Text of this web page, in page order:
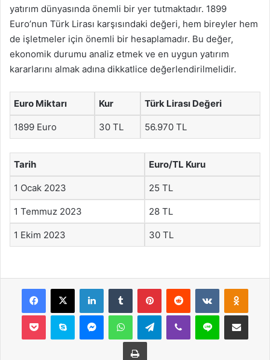
yatırım dünyasında önemli bir yer tutmaktadır. 1899
Euro’nun Türk Lirası karşısındaki değeri, hem bireyler hem
de işletmeler için önemli bir hesaplamadır. Bu değer,
ekonomik durumu analiz etmek ve en uygun yatırım
kararlarını almak adına dikkatlice değerlendirilmelidir.
Euro Miktarı Kur Türk Lirası Değeri
1899 Euro 30 TL 56.970 TL
Tarih Euro/TL Kuru
1 Ocak 2023 25 TL
1 Temmuz 2023 28 TL
1 Ekim 2023 30 TL
Facebook
X LinkedInTumblr PinterestReddit VKontakte
Pocket Skype MessengerWhatsAppTelegramViber Line E-Posta ile
Yazdır